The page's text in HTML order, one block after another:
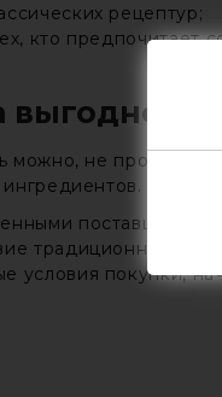
рецептур;
кто предпочитает
выгодной
можно, не просто
С нами
поставщиками
традиционным
условия покупки,